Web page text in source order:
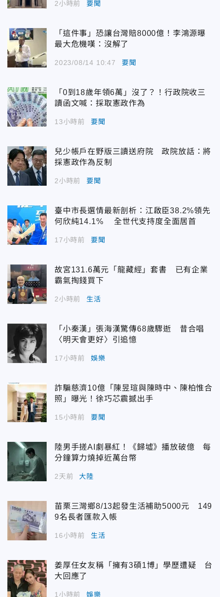
2小時前 要聞
「這件事」恐讓台灣賠8000億！李鴻源曝
最大危機嘆：沒解了
2023/08/14 10:47 要聞
「0到18歲年領6萬」沒了？！行政院收三
讀函文喊：採取憲政作為
13小時前 要聞
兒少帳戶在野版三讀送府院 政院放話：將
採憲政作為反制
2小時前 要聞
臺中市長選情最新剖析：江啟臣38.2%領先
何欣純14.1% 全世代支持度全面居首
17小時前 要聞
故宮131.6萬元「龍藏經」套書 已有企業
霸氣掏錢買下
2小時前 生活
「小秦漢」張海漢驚傳68歲驟逝 昔合唱
〈明天會更好〉引追憶
17小時前 娛樂
詐騙慈濟10億「陳昱瑄與陳時中、陳柏惟合
照」曝光！徐巧芯震撼出手
15小時前 要聞
陸男手搓AI劇暴紅！《歸墟》播放破億 每
分鐘算力燒掉近萬台幣
2天前 大陸
苗栗三灣鄉8/13起發生活補助5000元 149
9名長者匯款入帳
16小時前 生活
姜厚任女友稱「擁有3碩1博」學歷遭疑 台
大回應了
1小時前 娛樂